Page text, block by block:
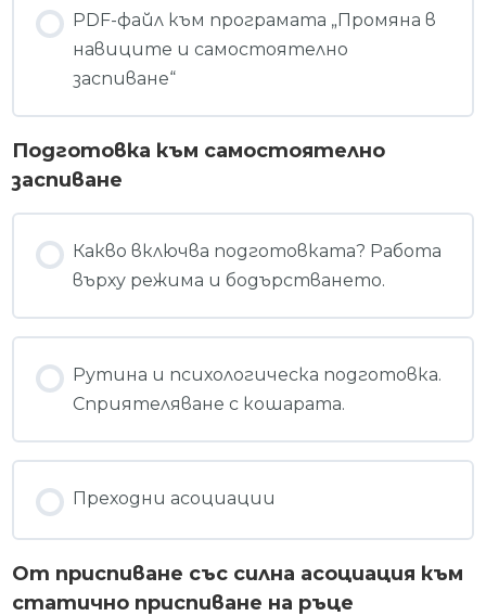
PDF-файл към програмата „Промяна в
навиците и самостоятелно
заспиване“
Подготовка към самостоятелно
заспиване
Какво включва подготовката? Работа
върху режима и бодърстването.
Рутина и психологическа подготовка.
Сприятеляване с кошарата.
Преходни асоциации
От приспиване със силна асоциация към
статично приспиване на ръце